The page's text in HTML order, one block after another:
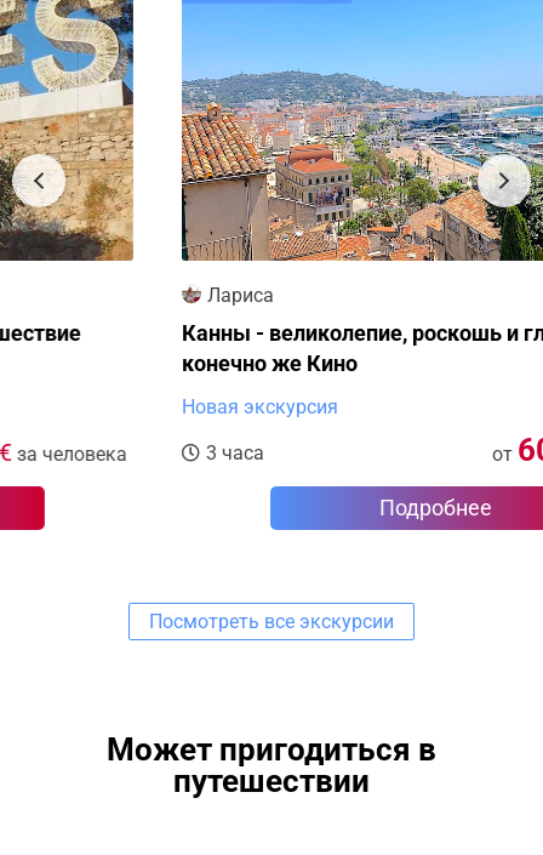
Канны - великолепие, роскошь и гламур и
конечно же Кино
3 часа
за человека
Посмотреть все экскурсии
Может пригодиться в
путешествии